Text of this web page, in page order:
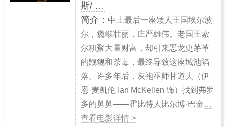
斯/ …
简介： 中土最后一座矮人王国埃尔波
尔，巍峨壮丽，庄严雄伟。老国王索
尔积聚大量财富，却引来恶龙史茅革
的觊觎和荼毒，最终导致这座城池陷
落。许多年后，灰袍巫师甘道夫（伊
恩·麦凯伦 Ian McKellen 饰）找到弗罗
多的舅舅——霍比特人比尔博·巴金…
查看电影详情 >